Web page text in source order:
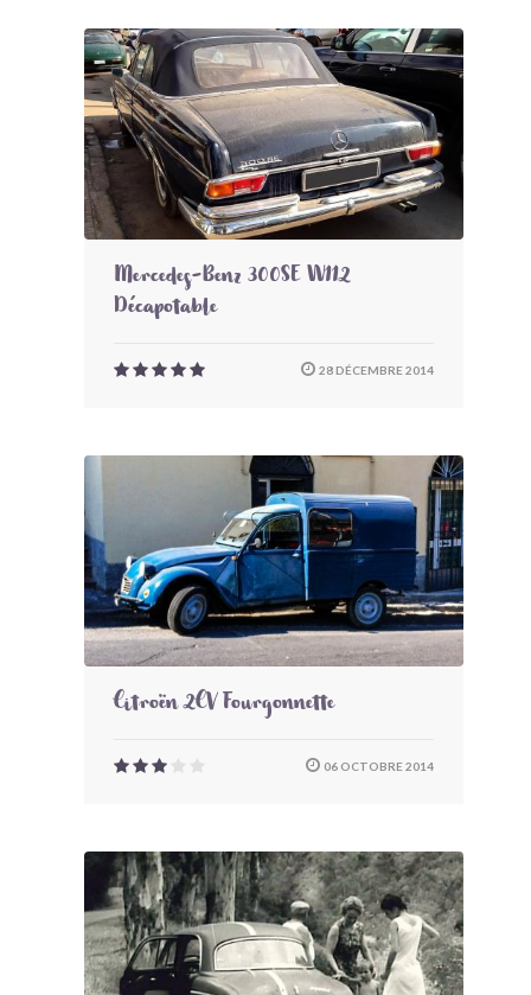
Mercedes-Benz 300SE W112
Décapotable
28 DÉCEMBRE 2014
Citroën 2CV Fourgonnette
06 OCTOBRE 2014